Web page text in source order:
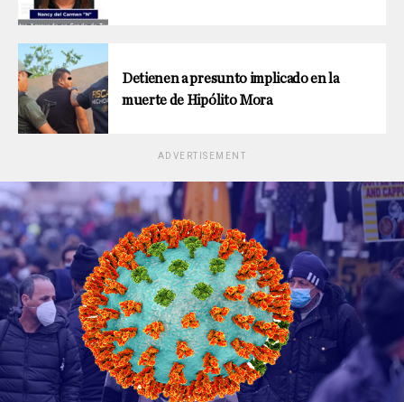
Detienen a presunto implicado en la
muerte de Hipólito Mora
ADVERTISEMENT